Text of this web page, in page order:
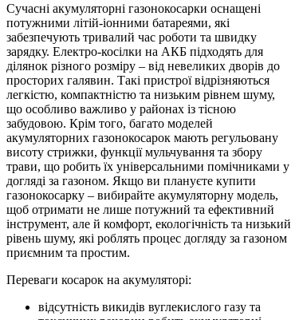
Сучасні акумуляторні газонокосарки оснащені
потужними літій-іонними батареями, які
забезпечують тривалий час роботи та швидку
зарядку. Електро-косілки на АКБ підходять для
ділянок різного розміру – від невеликих дворів до
просторих галявин. Такі пристрої відрізняються
легкістю, компактністю та низьким рівнем шуму,
що особливо важливо у районах із тісною
забудовою. Крім того, багато моделей
акумуляторних газонокосарок мають регульовану
висоту стрижки, функції мульчування та збору
трави, що робить їх універсальними помічниками у
догляді за газоном. Якщо ви плануєте купити
газонокосарку – вибирайте акумуляторну модель,
щоб отримати не лише потужний та ефективний
інструмент, але й комфорт, екологічність та низький
рівень шуму, які роблять процес догляду за газоном
приємним та простим.
Переваги косарок на акумуляторі:
відсутність викидів вуглекислого газу та